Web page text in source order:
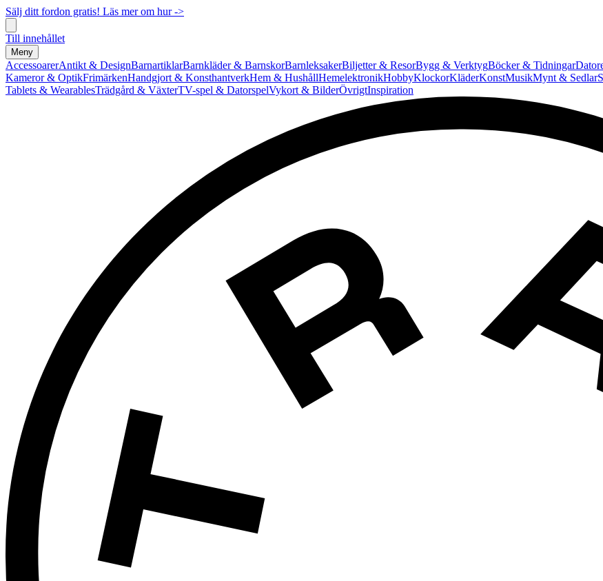
Sälj ditt fordon gratis! Läs mer om hur ->
Till innehållet
Meny
AccessoarerAntikt & DesignBarnartiklarBarnkläder & BarnskorBarnleksakerBiljetter & ResorBygg & VerktygBöcker & Tidningar
Kameror & OptikFrimärkenHandgjort & KonsthantverkHem & HushållHemelektronikHobbyKlockorKläderKonstMusikMynt & Sedlar
Tablets & WearablesTrädgård & VäxterTV-spel & DatorspelVykort & BilderÖvrigtInspiration